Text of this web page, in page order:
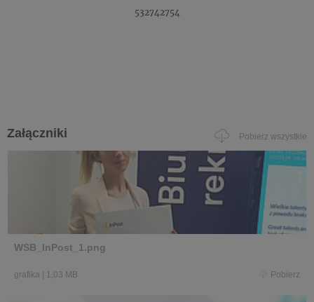
532742754
Załączniki Pobierz wszystkie
WSB_InPost_1.png
grafika 1,03 MB Pobierz